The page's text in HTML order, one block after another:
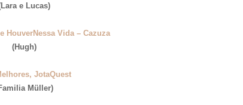
e Lucas)
HouverNessa Vida – Cazuza
(Hugh)
JotaQuest
Müller)